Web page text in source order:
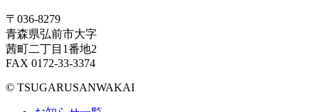
〒036-8279
青森県弘前市大字
茜町二丁目1番地2
FAX 0172-33-3374
© TSUGARUSANWAKAI